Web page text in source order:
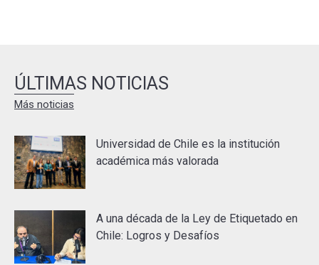
ÚLTIMAS NOTICIAS
Más noticias
Universidad de Chile es la institución
académica más valorada
A una década de la Ley de Etiquetado en
Chile: Logros y Desafíos